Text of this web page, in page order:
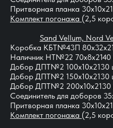
Притворная планка
Комплект погонажа (2,5
Sand Vellum, Nord
Коробка КБТ№43П
Наличник НТ№22
Добор ДПТ№2 100х10х2130
Добор ДПТ№2 150х10х2130
Добор ДПТ№2 200х10х2130
Соединитель для доборов
Притворная планка
Комплект погонажа (2,5